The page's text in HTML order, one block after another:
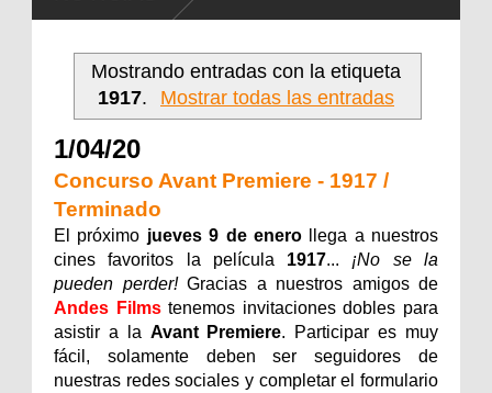
Mostrando entradas con la etiqueta
1917. Mostrar todas las entradas
1/04/20
Concurso Avant Premiere - 1917 /
Terminado
El próximo jueves 9 de enero
llega a nuestros
cines favoritos la película 1917...
¡No se la
pueden perder! Gracias a nuestros amigos de
Andes Films tenemos invitaciones dobles para
asistir a la Avant Premiere. Participar es muy
fácil, solamente deben ser seguidores de
nuestras redes sociales y completar el formulario